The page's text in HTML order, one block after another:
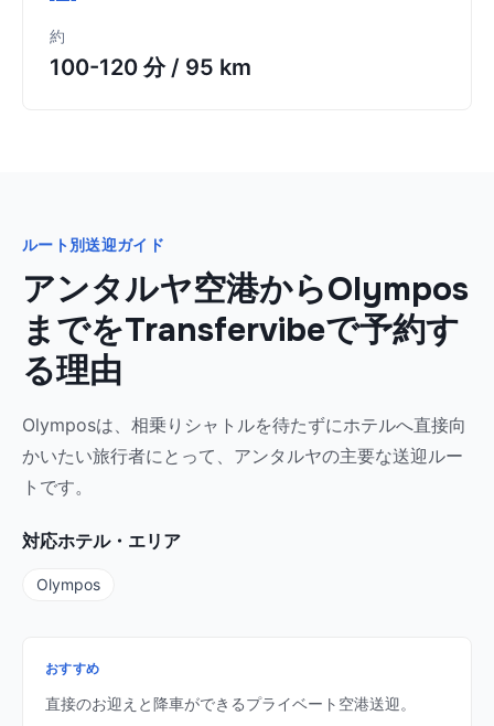
約
100-120 分/ 95 km
ルート別送迎ガイド
アンタルヤ空港からOlympos
までをTransfervibeで予約す
る理由
Olymposは、相乗りシャトルを待たずにホテルへ直接向
かいたい旅行者にとって、アンタルヤの主要な送迎ルー
トです。
対応ホテル・エリア
Olympos
おすすめ
直接のお迎えと降車ができるプライベート空港送迎。